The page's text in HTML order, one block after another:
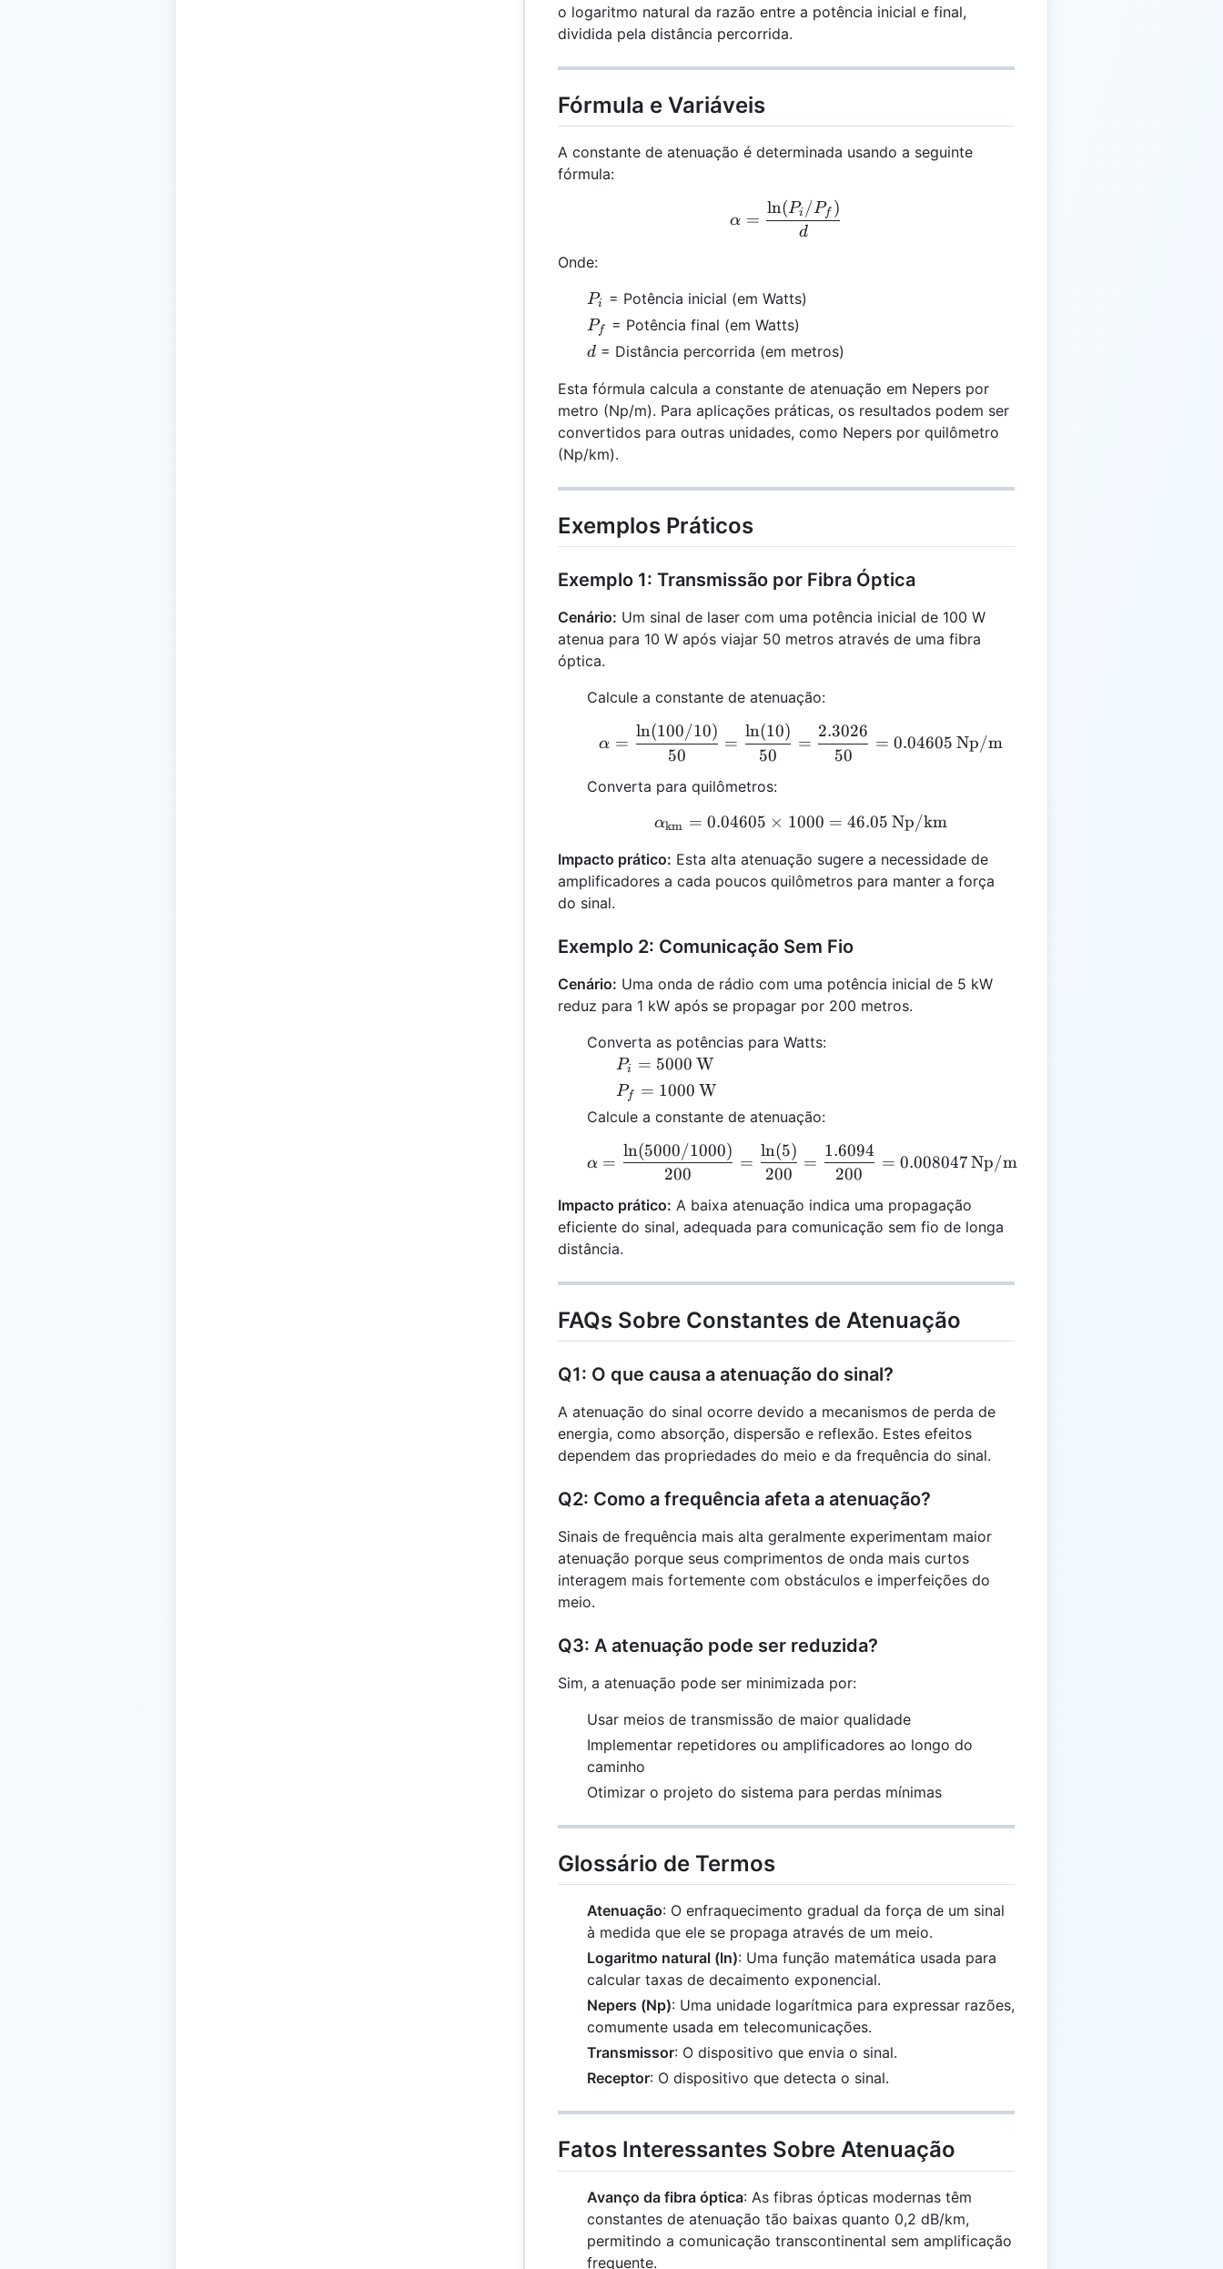
o logaritmo natural da razão entre a potência inicial e final,
dividida pela distância percorrida.
Fórmula e Variáveis
A constante de atenuação é determinada usando a seguinte
fórmula:
\alpha = \frac{\ln(P_i / P_f)}{d}
α =
d
ln(Pi /Pf )
Onde:
P_i
Pi = Potência inicial (em Watts)
P_f
Pf = Potência final (em Watts)
d
d = Distância percorrida (em metros)
Esta fórmula calcula a constante de atenuação em Nepers por
metro (Np/m). Para aplicações práticas, os resultados podem ser
convertidos para outras unidades, como Nepers por quilômetro
(Np/km).
Exemplos Práticos
Exemplo 1: Transmissão por Fibra Óptica
Cenário: Um sinal de laser com uma potência inicial de 100 W
atenua para 10 W após viajar 50 metros através de uma fibra
óptica.
Calcule a constante de atenuação:
\alpha = \frac{\ln(100 / 10)}{50} =
α =
50
ln(100/10)
=
50
ln(10)
=
50
2.3026
= 0.04605 Np/m
Converta para quilômetros:
\alpha_{\text{km}} = 0.04605 \times 1000 = 46.05
αkm = 0.04605 × 1000 = 46.05 Np/km
Impacto prático: Esta alta atenuação sugere a necessidade de
amplificadores a cada poucos quilômetros para manter a força
do sinal.
Exemplo 2: Comunicação Sem Fio
Cenário: Uma onda de rádio com uma potência inicial de 5 kW
reduz para 1 kW após se propagar por 200 metros.
Converta as potências para Watts:
P_i =
5000 \,
\text{W}
Pi = 5000 W
P_f =
1000 \,
Pf = 1000 W
Calcule a constante de atenuação:
\alpha = \frac{\ln(5000 / 1000)}{200} =
α =
200
ln(5000/1000)
=
200
ln(5)
=
200
1.6094
= 0.008047Np/m
Impacto prático: A baixa atenuação indica uma propagação
eficiente do sinal, adequada para comunicação sem fio de longa
distância.
FAQs Sobre Constantes de Atenuação
Q1: O que causa a atenuação do sinal?
A atenuação do sinal ocorre devido a mecanismos de perda de
energia, como absorção, dispersão e reflexão. Estes efeitos
dependem das propriedades do meio e da frequência do sinal.
Q2: Como a frequência afeta a atenuação?
Sinais de frequência mais alta geralmente experimentam maior
atenuação porque seus comprimentos de onda mais curtos
interagem mais fortemente com obstáculos e imperfeições do
meio.
Q3: A atenuação pode ser reduzida?
Sim, a atenuação pode ser minimizada por:
Usar meios de transmissão de maior qualidade
Implementar repetidores ou amplificadores ao longo do
caminho
Otimizar o projeto do sistema para perdas mínimas
Glossário de Termos
Atenuação: O enfraquecimento gradual da força de um sinal
à medida que ele se propaga através de um meio.
Logaritmo natural (ln): Uma função matemática usada para
calcular taxas de decaimento exponencial.
Nepers (Np): Uma unidade logarítmica para expressar razões,
comumente usada em telecomunicações.
Transmissor: O dispositivo que envia o sinal.
Receptor: O dispositivo que detecta o sinal.
Fatos Interessantes Sobre Atenuação
Avanço da fibra óptica: As fibras ópticas modernas têm
constantes de atenuação tão baixas quanto 0,2 dB/km,
permitindo a comunicação transcontinental sem amplificação
frequente.